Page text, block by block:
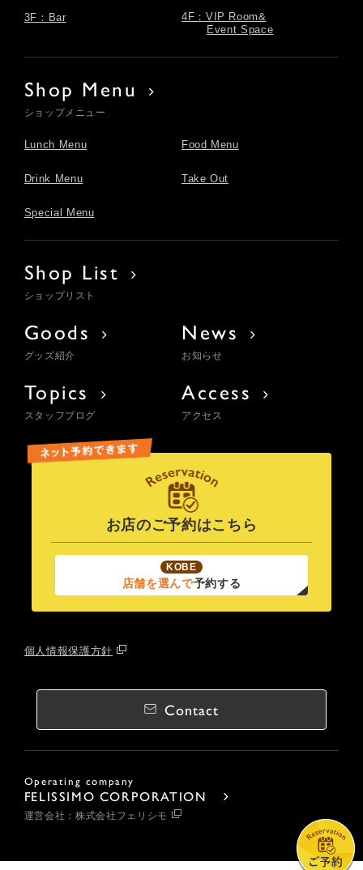
3F：Bar
4F：VIP Room&
Event Space
Shop Menu
ショップメニュー
Lunch Menu Food Menu
Drink Menu Take Out
Special Menu
Shop List
ショップリスト
Goods
グッズ紹介
News
お知らせ
Topics
スタッフブログ
Access
アクセス
お店のご予約はこちら
KOBE
店舗を選んで予約する
個人情報保護方針
Contact
Operating company
FELISSIMO CORPORATION
運営会社：株式会社フェリシモ